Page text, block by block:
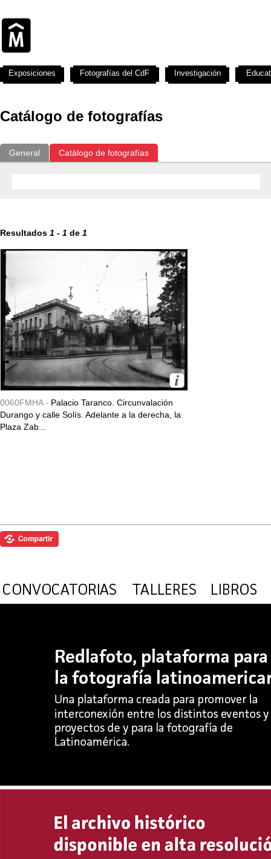
Catálogo de fotografías
General Catálogo de fotografías
Resultados 1 - 1 de 1
0060FMHA - Palacio Taranco. Circunvalación
Durango y calle Solís. Adelante a la derecha, la
Plaza Zab...
Exposiciones Fotografías del CdF Investigación